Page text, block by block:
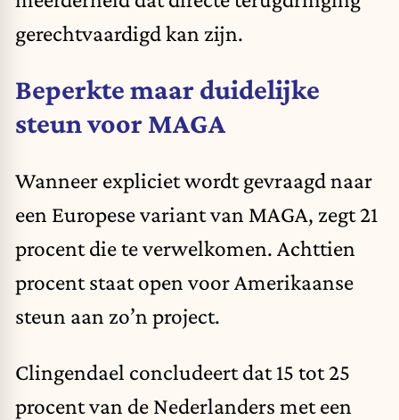
gerechtvaardigd kan zijn.
Beperkte maar duidelijke
steun voor MAGA
Wanneer expliciet wordt gevraagd naar
een Europese variant van MAGA, zegt 21
procent die te verwelkomen. Achttien
procent staat open voor Amerikaanse
steun aan zo’n project.
Clingendael concludeert dat 15 tot 25
procent van de Nederlanders met een